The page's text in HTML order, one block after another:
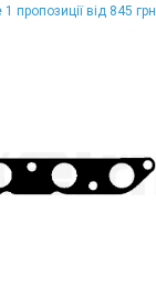
пропозиції від 845 грн